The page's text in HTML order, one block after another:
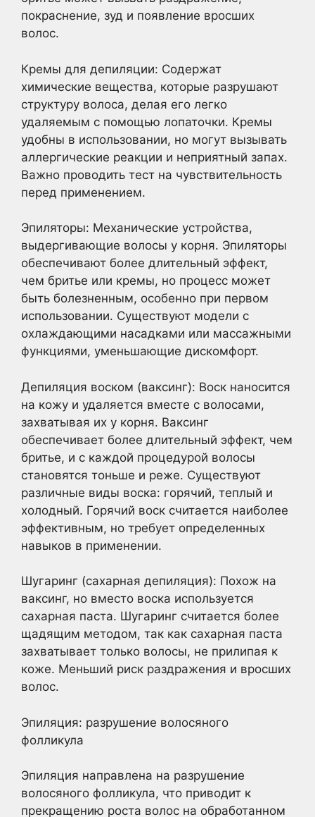
покраснение, зуд и появление вросших
волос.
Кремы для депиляции: Содержат
химические вещества, которые разрушают
структуру волоса, делая его легко
удаляемым с помощью лопаточки. Кремы
удобны в использовании, но могут вызывать
аллергические реакции и неприятный запах.
Важно проводить тест на чувствительность
перед применением.
Эпиляторы: Механические устройства,
выдергивающие волосы у корня. Эпиляторы
обеспечивают более длительный эффект,
чем бритье или кремы, но процесс может
быть болезненным, особенно при первом
использовании. Существуют модели с
охлаждающими насадками или массажными
функциями, уменьшающие дискомфорт.
Депиляция воском (ваксинг): Воск наносится
на кожу и удаляется вместе с волосами,
захватывая их у корня. Ваксинг
обеспечивает более длительный эффект, чем
бритье, и с каждой процедурой волосы
становятся тоньше и реже. Существуют
различные виды воска: горячий, теплый и
холодный. Горячий воск считается наиболее
эффективным, но требует определенных
навыков в применении.
Шугаринг (сахарная депиляция): Похож на
ваксинг, но вместо воска используется
сахарная паста. Шугаринг считается более
щадящим методом, так как сахарная паста
захватывает только волосы, не прилипая к
коже. Меньший риск раздражения и вросших
волос.
Эпиляция: разрушение волосяного
фолликула
Эпиляция направлена на разрушение
волосяного фолликула, что приводит к
прекращению роста волос на обработанном